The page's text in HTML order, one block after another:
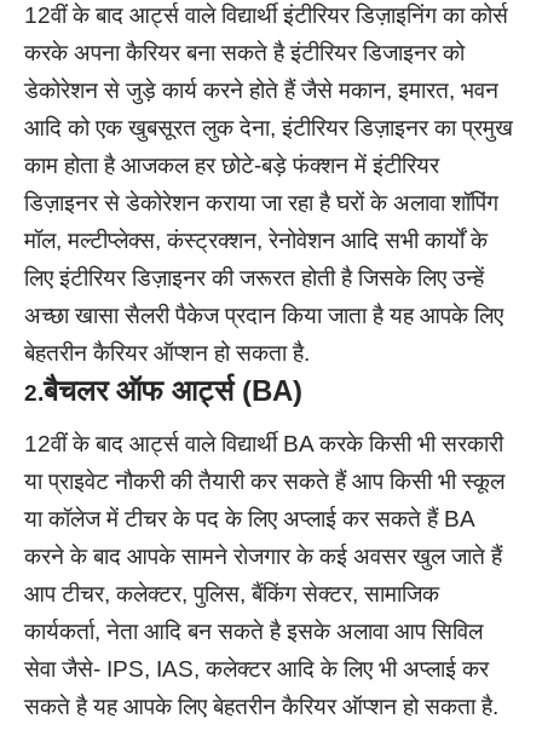
12वीं के बाद आर्ट्स वाले विद्यार्थी इंटीरियर डिज़ाइनिंग का कोर्स
करके अपना कैरियर बना सकते है इंटीरियर डिजाइनर को
डेकोरेशन से जुड़े कार्य करने होते हैं जैसे मकान, इमारत, भवन
आदि को एक खुबसूरत लुक देना, इंटीरियर डिज़ाइनर का प्रमुख
काम होता है आजकल हर छोटे-बड़े फंक्शन में इंटीरियर
डिज़ाइनर से डेकोरेशन कराया जा रहा है घरों के अलावा शॉपिंग
मॉल, मल्टीप्लेक्स, कंस्ट्रक्शन, रेनोवेशन आदि सभी कार्यों के
लिए इंटीरियर डिज़ाइनर की जरूरत होती है जिसके लिए उन्हें
अच्छा खासा सैलरी पैकेज प्रदान किया जाता है यह आपके लिए
बेहतरीन कैरियर ऑप्शन हो सकता है.
2.बैचलर ऑफ आर्ट्स (BA)
12वीं के बाद आर्ट्स वाले विद्यार्थी BA करके किसी भी सरकारी
या प्राइवेट नौकरी की तैयारी कर सकते हैं आप किसी भी स्कूल
या कॉलेज में टीचर के पद के लिए अप्लाई कर सकते हैं BA
करने के बाद आपके सामने रोजगार के कई अवसर खुल जाते हैं
आप टीचर, कलेक्टर, पुलिस, बैंकिंग सेक्टर, सामाजिक
कार्यकर्ता, नेता आदि बन सकते है इसके अलावा आप सिविल
सेवा जैसे- IPS, IAS, कलेक्टर आदि के लिए भी अप्लाई कर
सकते है यह आपके लिए बेहतरीन कैरियर ऑप्शन हो सकता है.